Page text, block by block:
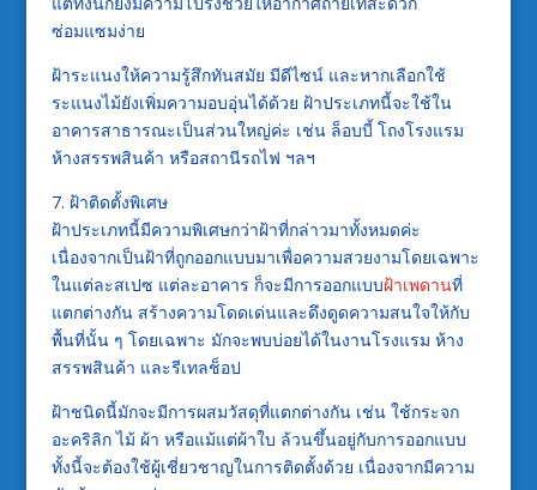
ซ่อมแซมง่าย
ฝ้าระแนงให้ความรู้สึกทันสมัย มีดีไซน์ และหากเลือกใช้
ระแนงไม้ยังเพิ่มความอบอุ่นได้ด้วย ฝ้าประเภทนี้จะใช้ใน
อาคารสาธารณะเป็นส่วนใหญ่ค่ะ เช่น ล็อบบี้ โถงโรงแรม
ห้างสรรพสินค้า หรือสถานีรถไฟ ฯลฯ
7. ฝ้าติดตั้งพิเศษ
ฝ้าประเภทนี้มีความพิเศษกว่าฝ้าที่กล่าวมาทั้งหมดค่ะ
เนื่องจากเป็นฝ้าที่ถูกออกแบบมาเพื่อความสวยงามโดยเฉพาะ
ในแต่ละสเปซ แต่ละอาคาร ก็จะมีการออกแบบฝ้าเพดานที่
แตกต่างกัน สร้างความโดดเด่นและดึงดูดความสนใจให้กับ
พื้นที่นั้น ๆ โดยเฉพาะ มักจะพบบ่อยได้ในงานโรงแรม ห้าง
สรรพสินค้า และรีเทลช็อป
ฝ้าชนิดนี้มักจะมีการผสมวัสดุที่แตกต่างกัน เช่น ใช้กระจก
อะคริลิก ไม้ ผ้า หรือแม้แต่ผ้าใบ ล้วนขึ้นอยู่กับการออกแบบ
ทั้งนี้จะต้องใช้ผู้เชี่ยวชาญในการติดตั้งด้วย เนื่องจากมีความ